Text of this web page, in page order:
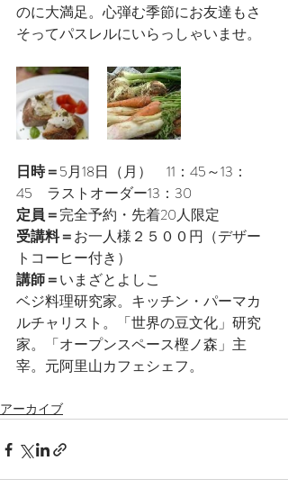
のに大満足。心弾む季節にお友達もさ
そってパスレルにいらっしゃいませ。
日時＝5月18日（月）　11：45～13：
45　ラストオーダー13：30
定員＝完全予約・先着20人限定
受講料＝お一人様２５００円（デザー
トコーヒー付き）
講師＝いまざとよしこ
ベジ料理研究家。キッチン・パーマカ
ルチャリスト。「世界の豆文化」研究
家。「オープンスペース樫ノ森」主
宰。元阿里山カフェシェフ。
アーカイブ